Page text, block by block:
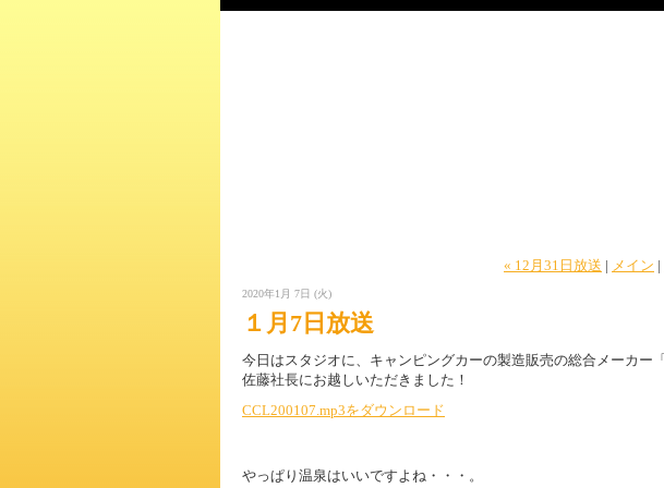
« 12月31日放送 | メイン |
2020年1月 7日 (火)
１月7日放送
今日はスタジオに、キャンピングカーの製造販売の総合メーカー
佐藤社長にお越しいただきました！
CCL200107.mp3をダウンロード
やっぱり温泉はいいですよね・・・。